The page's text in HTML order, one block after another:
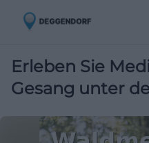
Erleben Sie
Gesang unter